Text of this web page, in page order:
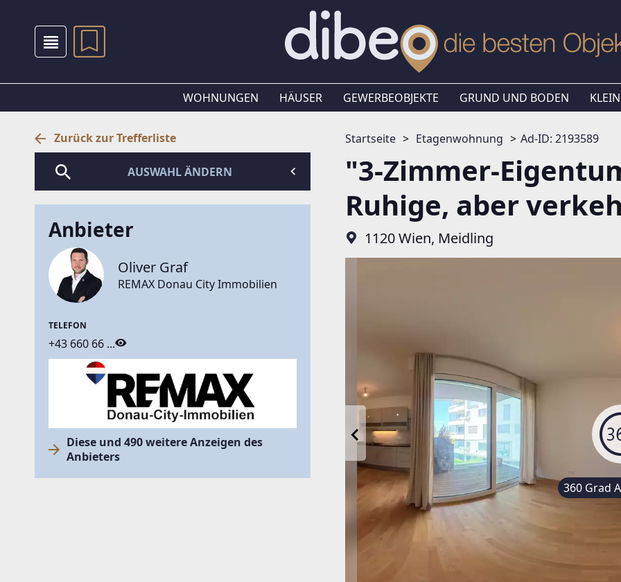
WOHNUNGEN HÄUSER GEWERBEOBJEKTE GRUND UND BODEN
Startseite Etagenwohnung Ad-ID: 2193589
"3-Zimmer-
Ruhige, aber
1120 Wien, Meidling
360 Grad
Zurück zur Trefferliste
AUSWAHL ÄNDERN
Anbieter
Oliver Graf
REMAX Donau City Immobilien
TELEFON
+43 660 66 ...
Diese und 490 weitere Anzeigen des
Anbieters